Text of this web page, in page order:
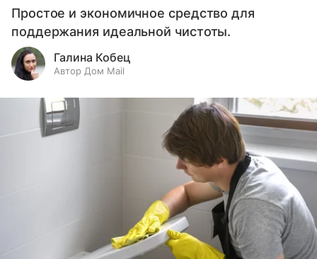
Простое и экономичное средство для
поддержания идеальной чистоты.
Галина Кобец
Автор Дом Mail